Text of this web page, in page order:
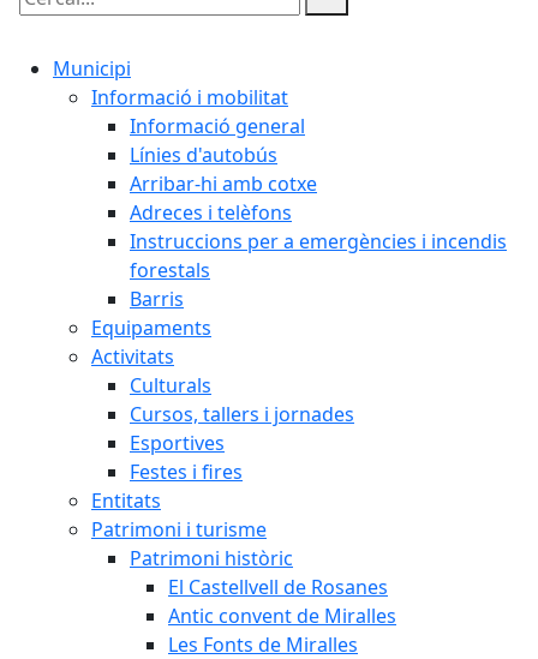
Cercar:
Municipi
Informació i mobilitat
Informació general
Línies d'autobús
Arribar-hi amb cotxe
Adreces i telèfons
Instruccions per a emergències i incendis
forestals
Barris
Equipaments
Activitats
Culturals
Cursos, tallers i jornades
Esportives
Festes i fires
Entitats
Patrimoni i turisme
Patrimoni històric
El Castellvell de Rosanes
Antic convent de Miralles
Les Fonts de Miralles